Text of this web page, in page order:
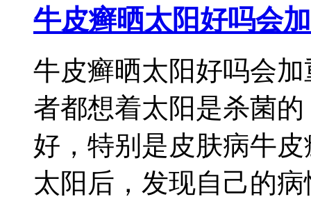
牛皮癣晒太阳好吗会加
牛皮癣晒太阳好吗会
者都想着太阳是杀菌
好，特别是皮肤病牛
太阳后，发现自己的